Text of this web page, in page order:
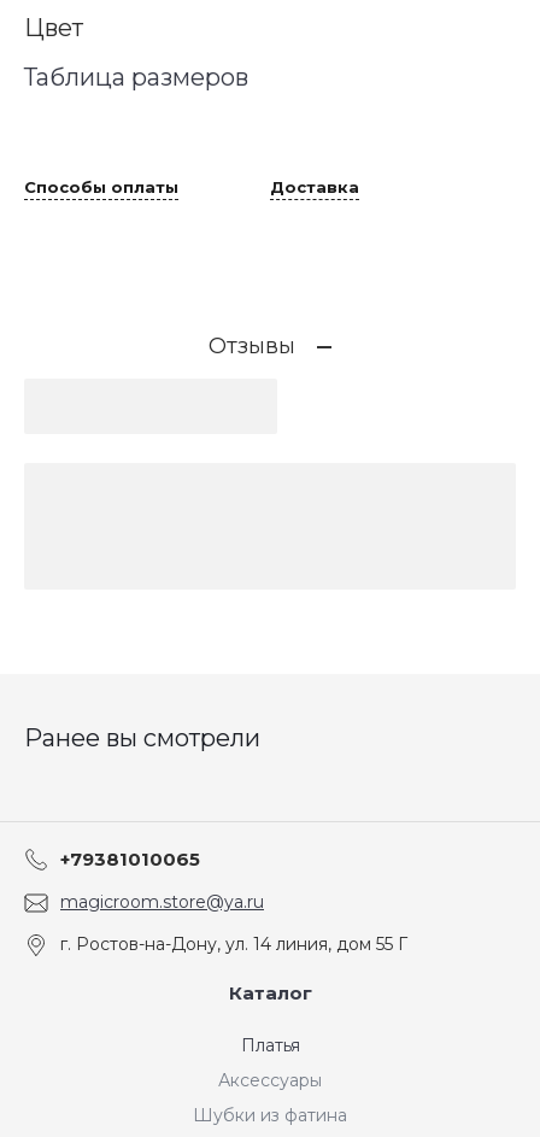
Цвет
Таблица размеров
Способы оплаты Доставка
Отзывы
Ранее вы смотрели
+79381010065
magicroom.store@ya.ru
г. Ростов-на-Дону, ул. 14 линия, дом 55 Г
Каталог
Платья
Аксессуары
Шубки из фатина